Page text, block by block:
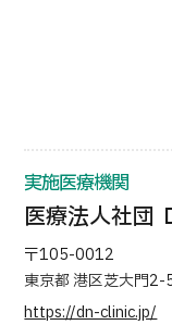
実施医療機関
医療法人社団
〒105-0012
東京都 港区芝大門
https://dn-clinic.jp/